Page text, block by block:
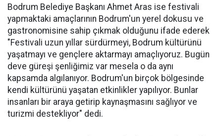
Bodrum Belediye Başkanı Ahmet Aras ise festivali
yapmaktaki amaçlarının Bodrum'un yerel dokusu ve
gastronomisine sahip çıkmak olduğunu ifade ederek
"Festivali uzun yıllar sürdürmeyi, Bodrum kültürünü
yaşatmayı ve gençlere aktarmayı amaçlıyoruz. Bugün
deve güreşi şenliğimiz var mesela o da aynı
kapsamda algılanıyor. Bodrum'un birçok bölgesinde
kendi kültürünü yaşatan etkinlikler yapılıyor. Bunlar
insanları bir araya getirip kaynaşmasını sağlıyor ve
turizmi destekliyor" dedi.